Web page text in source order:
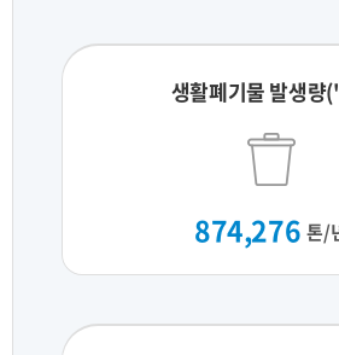
생활폐기물 발생량
874,276 톤/